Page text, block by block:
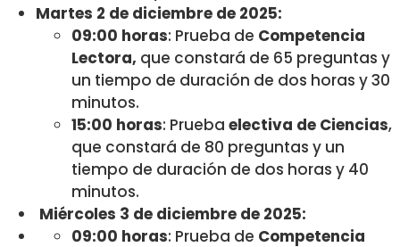
Martes 2 de diciembre de 2025:
09:00 horas: Prueba de Competencia
Lectora, que constará de 65 preguntas y
un tiempo de duración de dos horas y 30
minutos.
15:00 horas: Prueba electiva de Ciencias,
que constará de 80 preguntas y un
tiempo de duración de dos horas y 40
minutos.
Miércoles 3 de diciembre de 2025:
09:00 horas: Prueba de Competencia